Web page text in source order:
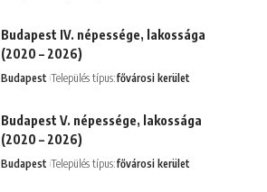
Budapest IV. népessége, lakossága
(2020 – 2026)
Budapest Település típus:fővárosi kerület
Budapest V. népessége, lakossága
(2020 – 2026)
Budapest Település típus:fővárosi kerület